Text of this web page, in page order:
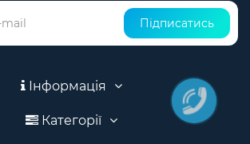
Підписатись
Інформація
Категорії